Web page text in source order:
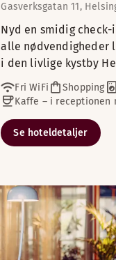
Gasverksgatan 11,
Nyd en smidig
alle nødvendigheder
i den livlige kystby
Fri WiFi Shopping
Kaffe – i receptionen
Se hoteldetaljer